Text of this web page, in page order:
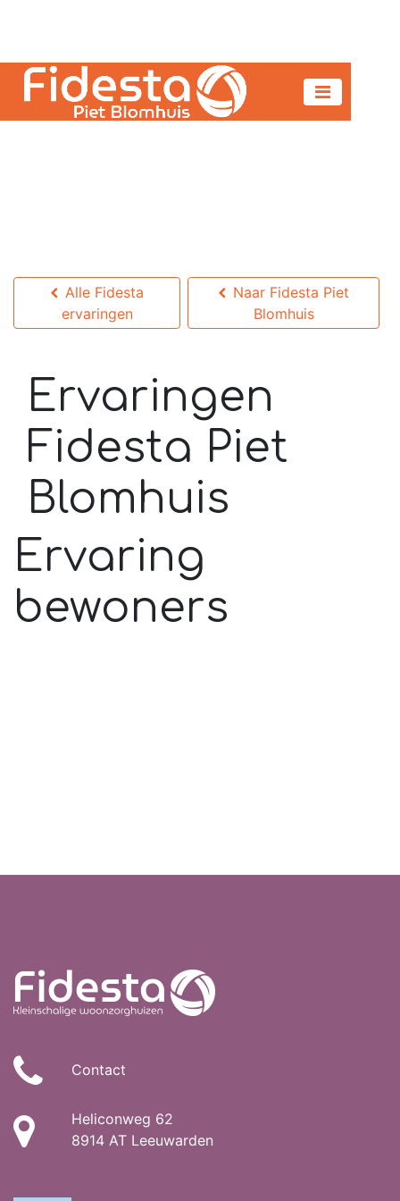
Alle Fidesta
ervaringen
Naar Fidesta Piet
Blomhuis
Ervaringen
Fidesta Piet
Blomhuis
Ervaring
bewoners
Contact
Heliconweg 62
8914 AT Leeuwarden